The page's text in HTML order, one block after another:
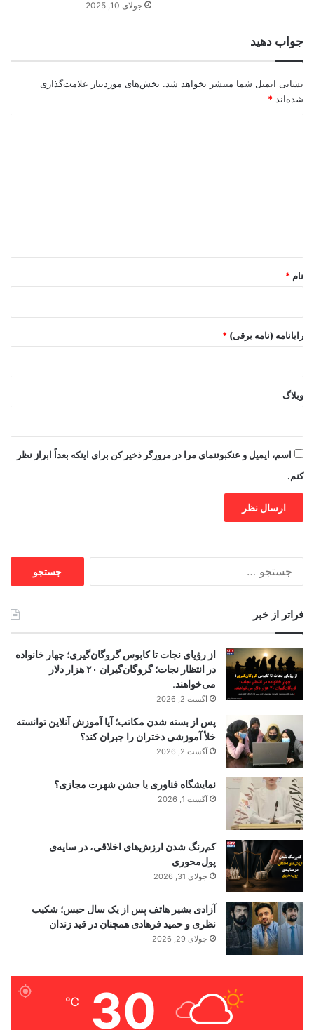
جولای 10, 2025
جواب دهید
نشانی ایمیل شما منتشر نخواهد شد. بخش‌های موردنیاز علامت‌گذاری
شده‌اند *
نام *
رایانامه (نامه برقی) *
وبلاگ
اسم، ایمیل و عنکبوتنمای مرا در مرورگر ذخیر کن برای اینکه بعداً ابراز نظر
کنم.
فراتر از خبر
از رؤیای نجات تا کابوس گروگان‌گیری؛ چهار خانواده
در انتظار نجات؛ گروگان‌گیران ۲۰ هزار دلار
می‌خواهند.
آگست 2, 2026
پس از بسته شدن مکاتب؛ آیا آموزش آنلاین توانسته
خلأ آموزشی دختران را جبران کند؟
آگست 2, 2026
نمایشگاه فناوری یا جشن شهرت مجازی؟
آگست 1, 2026
کم‌رنگ شدن ارزش‌های اخلاقی، در سایه‌ی
پول‌محوری
جولای 31, 2026
آزادی بشیر هاتف پس از یک سال حبس؛ شکیب
نظری و حمید فرهادی همچنان در قید زندان
جولای 29, 2026
30
℃